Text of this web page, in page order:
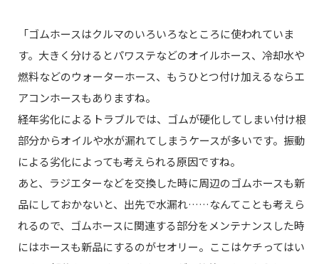
「ゴムホースはクルマのいろいろなところに使われていま
す。大きく分けるとパワステなどのオイルホース、冷却水や
燃料などのウォーターホース、もうひとつ付け加えるならエ
アコンホースもありますね。
経年劣化によるトラブルでは、ゴムが硬化してしまい付け根
部分からオイルや水が漏れてしまうケースが多いです。振動
による劣化によっても考えられる原因ですね。
あと、ラジエターなどを交換した時に周辺のゴムホースも新
品にしておかないと、出先で水漏れ……なんてことも考えら
れるので、ゴムホースに関連する部分をメンテナンスした時
にはホースも新品にするのがセオリー。ここはケチってはい